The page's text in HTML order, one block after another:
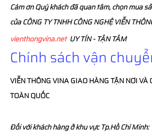
Cám ơn Quý khách đã quan tâm, chọn mua
của CÔNG TY TNHH CÔNG NGHỆ VIỄN
vienthongvina.netUY TÍN - TẬN TÂM
Chính sách vận
VIỄN THÔNGVINAGIAO HÀNG TẬN NƠI VÀ
TOÀN QUỐC
Đối với khách hàng ở khu vực Tp.Hồ Chí Minh: